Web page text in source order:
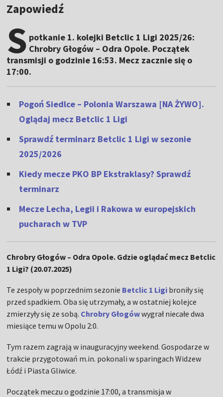
Zapowiedź
S potkanie 1. kolejki Betclic 1 Ligi 2025/26:
Chrobry Głogów – Odra Opole. Początek
transmisji o godzinie 16:53. Mecz zacznie się o
17:00.
Pogoń Siedlce – Polonia Warszawa [NA ŻYWO].
Oglądaj mecz Betclic 1 Ligi
Sprawdź terminarz Betclic 1 Ligi w sezonie
2025/2026
Kiedy mecze PKO BP Ekstraklasy? Sprawdź
terminarz
Mecze Lecha, Legii i Rakowa w europejskich
pucharach w TVP
Chrobry Głogów – Odra Opole. Gdzie oglądać mecz Betclic
1 Ligi? (20.07.2025)
Te zespoły w poprzednim sezonie Betclic 1 Ligi broniły się
przed spadkiem. Oba się utrzymały, a w ostatniej kolejce
zmierzyły się ze sobą. Chrobry Głogówwygrał niecałe dwa
miesiące temu w Opolu 2:0.
Tym razem zagrają w inauguracyjny weekend. Gospodarze w
trakcie przygotowań m.in. pokonali w sparingach Widzew
Łódź i Piasta Gliwice.
Początek meczu o godzinie 17:00, a transmisja w